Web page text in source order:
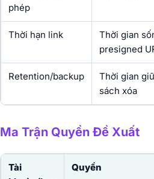
phép
Thời hạn link
Thời gian
presigned
Retention/backup
Thời gian
sách xóa
Ma Trận Quyền Đề Xuất
Tài
Quyền